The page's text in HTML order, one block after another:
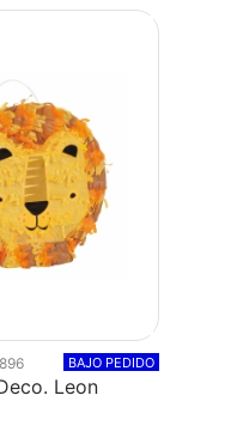
BAJO PEDIDO
Leon